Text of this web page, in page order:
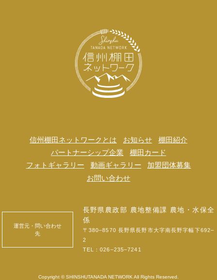
信州棚田ネットワークとは お知らせ
棚田紹介
パートナーシップ企業
棚田カード
フォトギャラリー
動画ギャラリー
加盟団体募集
お問い合わせ
運営元・問い合わせ
先
長野県農政部 農地整備課 農地・水保全
係
〒380‒8570 長野県長野市大字南長野字幅下692‒
2
TEL：026‒235‒7241
Copyright © SHINSHUTANADA NETWORK All Rights Reserved.